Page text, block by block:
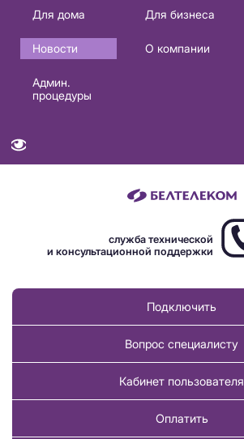
Основная
навигация
RU
Для дома Для бизнеса
Новости
О компании
Админ.
процедуры
служба технической
и консультационной поддержки
Подключить
Вопрос специалисту
Кабинет пользователя
Оплатить